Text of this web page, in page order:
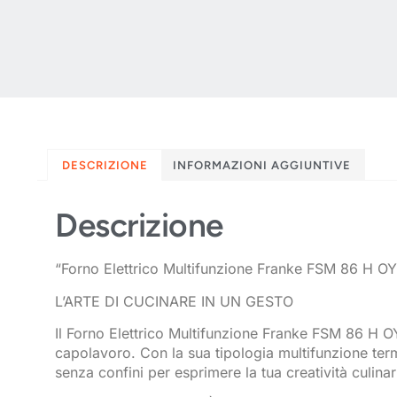
DESCRIZIONE INFORMAZIONI AGGIUNTIVE
Descrizione
“Forno Elettrico Multifunzione Franke FSM 86 H
L’ARTE DI CUCINARE IN UN GESTO
Il Forno Elettrico Multifunzione Franke FSM 86 H
capolavoro. Con la sua tipologia multifunzione
senza confini per esprimere la tua creatività